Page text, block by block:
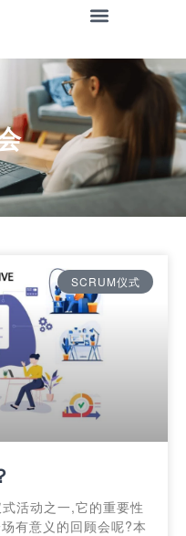
SCRUM仪式
活动之一,它的重要性
有意义的回顾会呢?本